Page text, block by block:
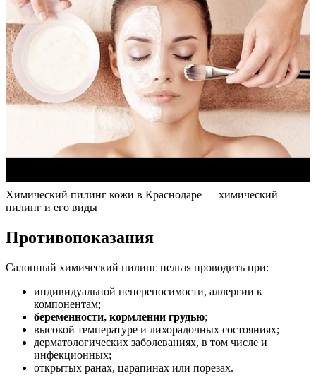
Химический пилинг кожи в Краснодаре — химический
пилинг и его виды
Противопоказания
Салонный химический пилинг нельзя проводить при:
индивидуальной непереносимости, аллергии к
компонентам;
беременности, кормлении грудью;
высокой температуре и лихорадочных состояниях;
дерматологических заболеваниях, в том числе и
инфекционных;
открытых ранах, царапинах или порезах.